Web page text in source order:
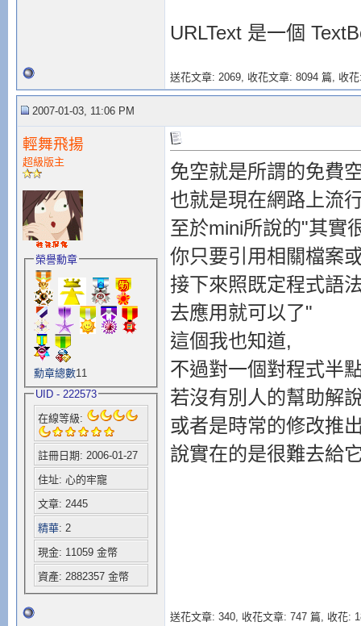
URLText 是一個
送花文章: 2069, 收花文章: 8094 篇, 收
2007-01-03, 11:06 PM
輕舞飛揚
超級版主
榮譽勳章
勳章總數11
UID - 222573
在線等級:
註冊日期: 2006-01-27
住址: 心的牢寵
文章: 2445
精華: 2
現金: 11059 金幣
資產: 2882357 金幣
免空就是所謂的免費
也就是現在網路上流
至於mini所說的"其實
你只要引用相關檔案
接下來照既定程式語
去應用就可以了"
這個我也知道,
不過對一個對程式半
若沒有別人的幫助解
或者是時常的修改推
說實在的是很難去給
送花文章: 340, 收花文章: 747 篇, 收花: